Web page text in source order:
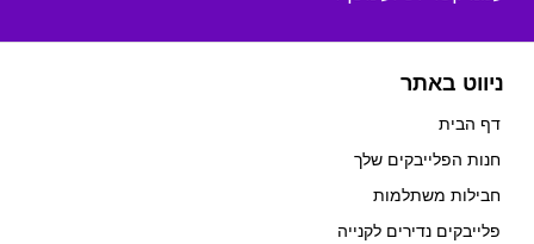
ניווט באתר
דף הבית
חנות הפלייבקים שלך
חבילות משתלמות
פלייבקים נדירים לקנייה